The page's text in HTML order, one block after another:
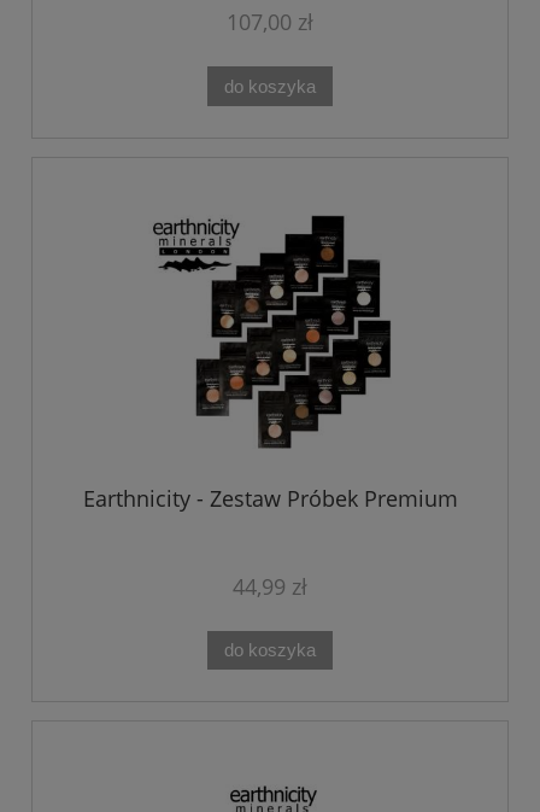
107,00 zł
do koszyka
Earthnicity - Zestaw Próbek Premium
44,99 zł
do koszyka